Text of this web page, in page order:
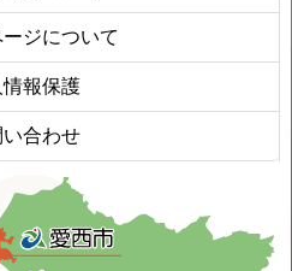
ジについて
報保護
い合わせ